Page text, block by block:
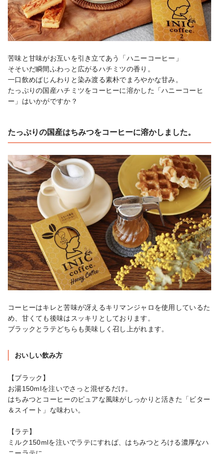
苦味と甘味がお互いを引き立てあう「ハニーコーヒー」
そそいだ瞬間ふわっと広がるハチミツの香り。
一口飲めばじんわりと染み渡る素朴でまろやかな甘み。
たっぷりの国産ハチミツをコーヒーに溶かした「ハニーコーヒ
ー」はいかがですか？
たっぷりの国産はちみつをコーヒーに溶かしました。
コーヒーはキレと苦味が冴えるキリマンジャロを使用しているた
め、甘くても後味はスッキリとしております。
ブラックとラテどちらも美味しく召し上がれます。
おいしい飲み方
【ブラック】
お湯150mlを注いでさっと混ぜるだけ。
はちみつとコーヒーのピュアな風味がしっかりと活きた「ビター
＆スイート」な味わい。
【ラテ】
ミルク150mlを注いでラテにすれば、はちみつとろける濃厚なハ